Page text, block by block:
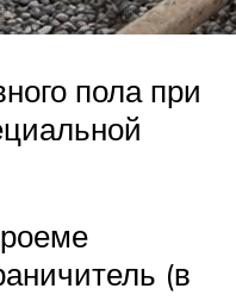
пола при
(в